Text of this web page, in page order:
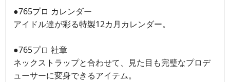
●765プロ カレンダー
アイドル達が彩る特製12カ月カレンダー。
●765プロ 社章
ネックストラップと合わせて、見た目も完璧なプロデ
ューサーに変身できるアイテム。